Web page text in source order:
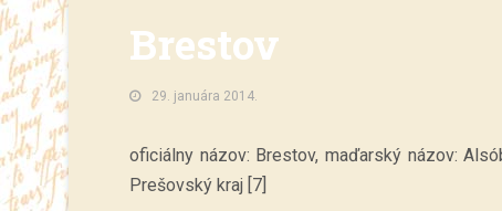
Brestov
29. januára 2014.
oficiálny názov: Brestov, maďarský názov:
Prešovský kraj [7]